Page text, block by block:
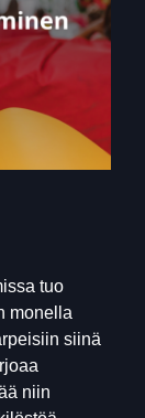
tuo
monella
siinä
niin